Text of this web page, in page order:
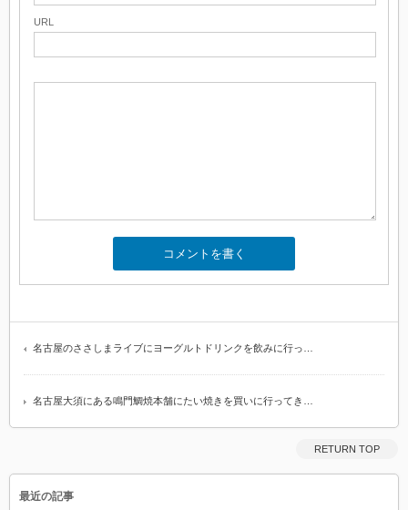
URL
名古屋のささしまライブにヨーグルトドリンクを飲みに行っ…
名古屋大須にある鳴門鯛焼本舗にたい焼きを買いに行ってき…
RETURN TOP
最近の記事